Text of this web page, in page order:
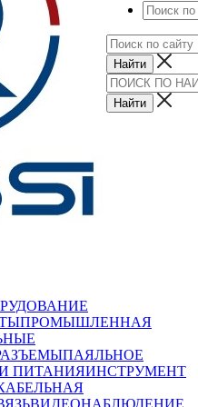
ПРОМЫШЛЕННАЯ
ПАЯЛЬНОЕ
ПИТАНИЯИНСТРУМЕНТ
ВИДЕОНАБЛЮДЕНИЕ